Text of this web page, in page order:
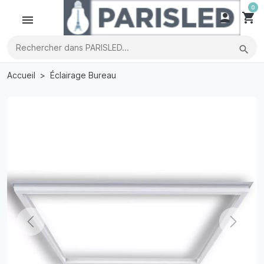
 shopping_cart
0
search
Accueil Éclairage Bureau
Previous Next